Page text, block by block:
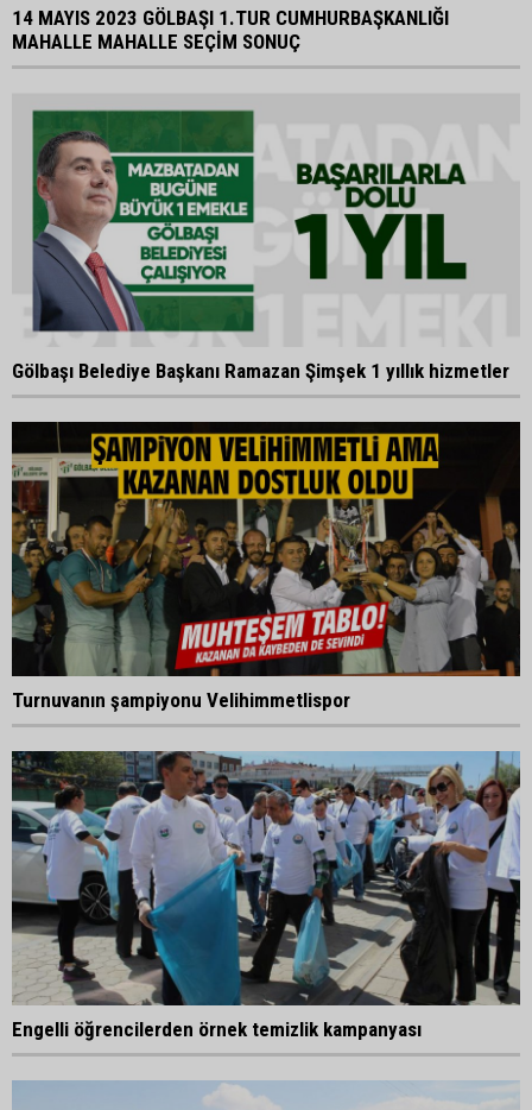
14 MAYIS 2023 GÖLBAŞI 1.TUR CUMHURBAŞKANLIĞI
MAHALLE MAHALLE SEÇİM SONUÇ
Gölbaşı Belediye Başkanı Ramazan Şimşek 1 yıllık hizmetler
Turnuvanın şampiyonu Velihimmetlispor
Engelli öğrencilerden örnek temizlik kampanyası